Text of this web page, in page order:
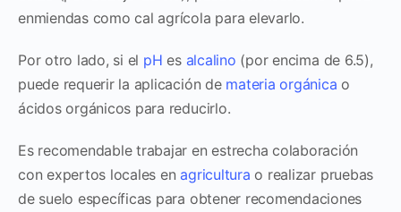
enmiendas como cal agrícola para elevarlo.
Por otro lado, si el pH es alcalino (por encima de 6.5),
puede requerir la aplicación de materia orgánica o
ácidos orgánicos para reducirlo.
Es recomendable trabajar en estrecha colaboración
con expertos locales enagricultura o realizar pruebas
de suelo específicas para obtener recomendaciones